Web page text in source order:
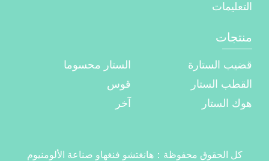
التعليمات
منتجات
قضيب الستارة
الستار محسوما
القطب الستار
قوس
هوك الستار
آخر
كل الحقوق محفوظة：هانغتشو فنغهاو صناعة الألومنيوم